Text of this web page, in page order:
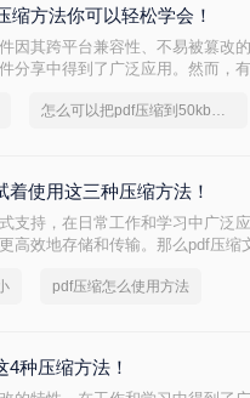
缩方法你可以轻松学会！
因其跨平台兼容性、不易被篡改
分享中得到了广泛应用。然而，
以下的方法。
怎么可以把pdf压缩到50kb以下
使用这三种压缩方法！
支持，在日常工作和学习中广泛
高效地存储和传输。那么pdf压缩
pdf压缩怎么使用方法
种压缩方法！